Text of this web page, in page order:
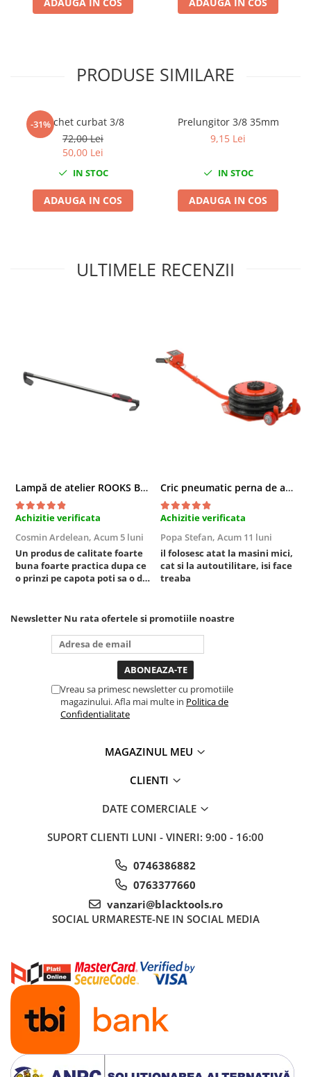
Mazda
Mercedes
Peugeot
Volvo
Scule pentru tinichigerie
Compresoare
Filtre Pneumatice
Masini de gaurit si taiat
Pistoale de vopsit
Pistoale Pneumatice
Scule pentru nituit si capsat
Slefuitoare Pneumatice
Scule speciale
Injectoare
Sisteme de ridicare si sustinere
Cricuri Hidraulice
Truse de surubelnite
Vulcanizare
Masini de echilibrat roti
Piese de schimb
Scule Vulcanizare
Truse de scule si accesorii
Truse de scule
Truse si accesorii 1/2
ADAUGA IN COS ADAUGA IN COS
PRODUSE SIMILARE
-31%Clichet curbat 3/8
72,00 Lei
50,00 Lei
IN STOC
ADAUGA IN COS
Prelungitor 3/8 35mm
9,15 Lei
IN STOC
ADAUGA IN COS
ULTIMELE RECENZII
Lampă de atelier ROOKS B2 HYBRID pentru capotă, 2000 lumeni, 5000 mAh
Achizitie verificata
Cosmin Ardelean, Acum 5 luni
Un produs de calitate foarte
buna foarte practica dupa ce
o prinzi pe capota poti sa o dai
puternica si de la baterie care
bagi la priza nu mai ai treaba
toata ziua ,ce...
Cric pneumatic perna de aer cu inaltator 6T
Achizitie verificata
Popa Stefan, Acum 11 luni
il folosesc atat la masini mici,
cat si la autoutilitare, isi face
treaba
Newsletter Nu rata ofertele si promotiile noastre
Vreau sa primesc newsletter cu promotiile
magazinului. Afla mai multe in Politica de
Confidentialitate
MAGAZINUL MEU
CLIENTI
DATE COMERCIALE
SUPORT CLIENTI LUNI - VINERI: 9:00 - 16:00
0746386882
0763377660
vanzari@blacktools.ro
SOCIAL URMARESTE-NE IN SOCIAL MEDIA